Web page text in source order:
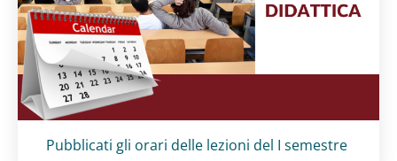
Titolo card:
Pubblicati gli orari delle lezioni del I semestre